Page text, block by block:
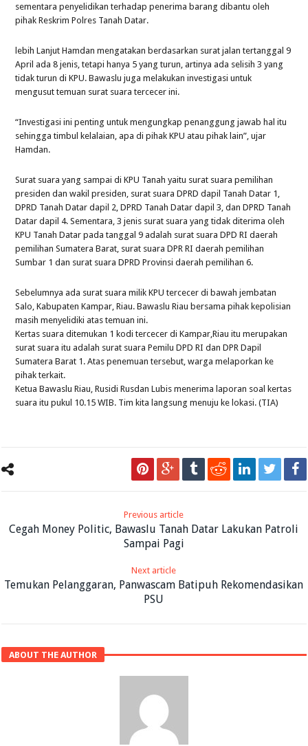
sementara penyelidikan terhadap penerima barang dibantu oleh
pihak Reskrim Polres Tanah Datar.
lebih Lanjut Hamdan mengatakan berdasarkan surat jalan tertanggal 9
April ada 8 jenis, tetapi hanya 5 yang turun, artinya ada selisih 3 yang
tidak turun di KPU. Bawaslu juga melakukan investigasi untuk
mengusut temuan surat suara tercecer ini.
“Investigasi ini penting untuk mengungkap penanggung jawab hal itu
sehingga timbul kelalaian, apa di pihak KPU atau pihak lain”, ujar
Hamdan.
Surat suara yang sampai di KPU Tanah yaitu surat suara pemilihan
presiden dan wakil presiden, surat suara DPRD dapil Tanah Datar 1,
DPRD Tanah Datar dapil 2, DPRD Tanah Datar dapil 3, dan DPRD Tanah
Datar dapil 4. Sementara, 3 jenis surat suara yang tidak diterima oleh
KPU Tanah Datar pada tanggal 9 adalah surat suara DPD RI daerah
pemilihan Sumatera Barat, surat suara DPR RI daerah pemilihan
Sumbar 1 dan surat suara DPRD Provinsi daerah pemilihan 6.
Sebelumnya ada surat suara milik KPU tercecer di bawah jembatan
Salo, Kabupaten Kampar, Riau. Bawaslu Riau bersama pihak kepolisian
masih menyelidiki atas temuan ini.
Kertas suara ditemukan 1 kodi tercecer di Kampar,Riau itu merupakan
surat suara itu adalah surat suara Pemilu DPD RI dan DPR Dapil
Sumatera Barat 1. Atas penemuan tersebut, warga melaporkan ke
pihak terkait.
Ketua Bawaslu Riau, Rusidi Rusdan Lubis menerima laporan soal kertas
suara itu pukul 10.15 WIB. Tim kita langsung menuju ke lokasi. (TIA)
Previous article
Cegah Money Politic, Bawaslu Tanah Datar Lakukan Patroli
Sampai Pagi
Next article
Temukan Pelanggaran, Panwascam Batipuh Rekomendasikan
PSU
ABOUT THE AUTHOR